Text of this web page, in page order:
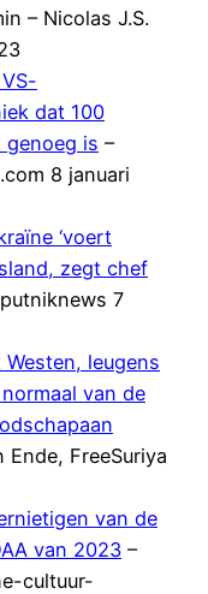
– Nicolas J.S.
dat 100
genoeg is –
8 januari
‘voert
zegt chef
7
leugens
van de
Ende, FreeSuriya
van de
van 2023 –
cultuur-